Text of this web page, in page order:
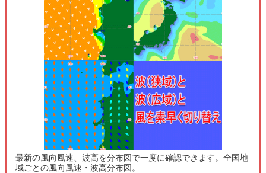
最新の風向風速、波高を分布図で一度に確認できます。全国地
域ごとの風向風速・波高分布図。